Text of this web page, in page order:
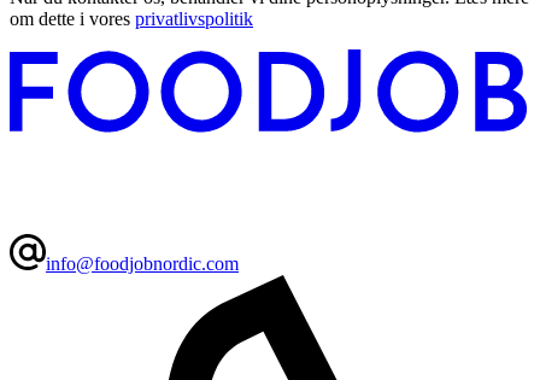
om dette i vores privatlivspolitik
info@foodjobnordic.com